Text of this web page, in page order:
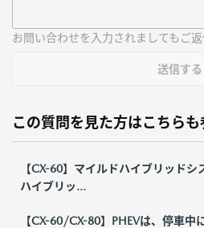
お問い合わせを入力されましてもご
送信する
この質問を見た方はこちら
【CX-60】マイルドハイブリッド
ハイブリッ...
【CX-60/CX-80】PHEVは、停車中